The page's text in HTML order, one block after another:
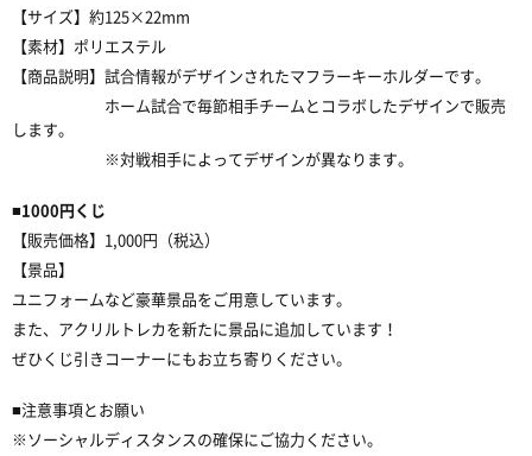
【サイズ】約125×22mm
【素材】ポリエステル
【商品説明】試合情報がデザインされたマフラーキーホルダーです。
ホーム試合で毎節相手チームとコラボしたデザインで販売
します。
※対戦相手によってデザインが異なります。
■1000円くじ
【販売価格】1,000円（税込）
【景品】
ユニフォームなど豪華景品をご用意しています。
また、アクリルトレカを新たに景品に追加しています！
ぜひくじ引きコーナーにもお立ち寄りください。
■注意事項とお願い
※ソーシャルディスタンスの確保にご協力ください。